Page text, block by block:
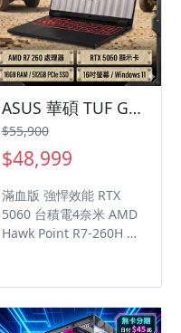
選？】 🚀 心臟夠強，多
開無懼 Intel Ultra 7
265K 擁有驚人的 20 核
心，不管你是要在《特戰
英豪》拚槍法，還是一邊
掛機一邊剪片、直播，它
都游刃有餘。
ASUS 華碩 TUF Gaming A16 FA608UMI-0091A260H (AMD R7 260/16GB/512G PCIe/RTX 5060/16/W11)
$55,900
$48,999
滿血版 強悍效能 RTX
5060 台積電4奈米 AMD
Hawk Point R7-260H 隨